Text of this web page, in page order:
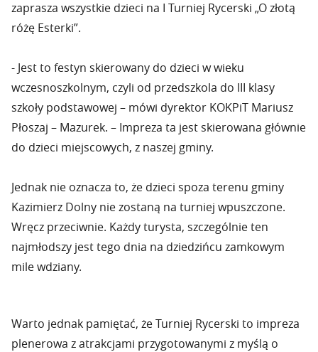
zaprasza wszystkie dzieci na I Turniej Rycerski „O złotą
różę Esterki”.
- Jest to festyn skierowany do dzieci w wieku
wczesnoszkolnym, czyli od przedszkola do III klasy
szkoły podstawowej – mówi dyrektor KOKPiT Mariusz
Płoszaj – Mazurek. – Impreza ta jest skierowana głównie
do dzieci miejscowych, z naszej gminy.
Jednak nie oznacza to, że dzieci spoza terenu gminy
Kazimierz Dolny nie zostaną na turniej wpuszczone.
Wręcz przeciwnie. Każdy turysta, szczególnie ten
najmłodszy jest tego dnia na dziedzińcu zamkowym
mile wdziany.
Warto jednak pamiętać, że Turniej Rycerski to impreza
plenerowa z atrakcjami przygotowanymi z myślą o